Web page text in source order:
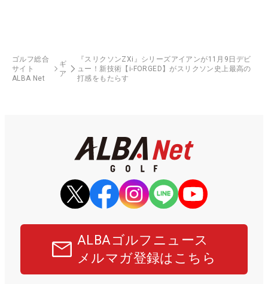
ゴルフ総合
サイト
ALBA Net
ギ
ア
『スリクソンZXi』シリーズアイアンが11月9日デビ
ュー！新技術【i-FORGED】がスリクソン史上最高の
打感をもたらす
ALBAゴルフニュース
メルマガ登録はこちら